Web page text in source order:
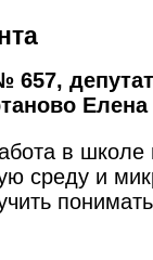
Елена
в школе
среду и